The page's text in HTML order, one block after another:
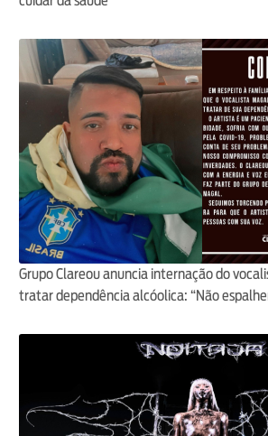
Grupo Clareou anuncia internação do
tratar dependência alcóolica: “Não